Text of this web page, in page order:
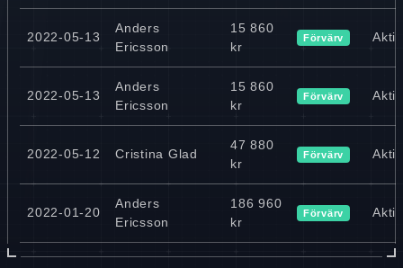
2022-05-13
Anders
Ericsson
15 860
kr
Förvärv Aktie
2022-05-13
Anders
Ericsson
15 860
kr
Förvärv Aktie
2022-05-12 Cristina Glad
47 880
kr
Förvärv Aktie
2022-01-20
Anders
Ericsson
186 960
kr
Förvärv Aktie